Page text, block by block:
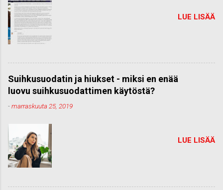
LUE LISÄÄ
Suihkusuodatin ja hiukset - miksi en enää
luovu suihkusuodattimen käytöstä?
-marraskuuta 25, 2019
LUE LISÄÄ